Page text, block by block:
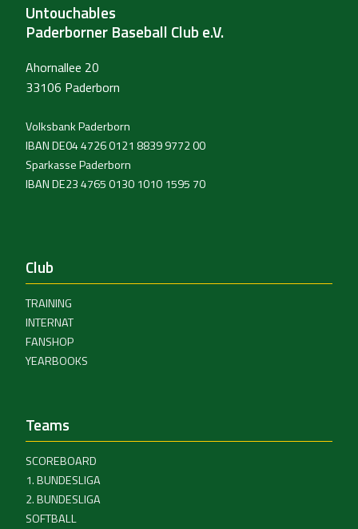
Untouchables
Paderborner Baseball Club e.V.
Ahornallee 20
33106 Paderborn
Volksbank Paderborn
IBAN DE04 4726 0121 8839 9772 00
Sparkasse Paderborn
IBAN DE23 4765 0130 1010 1595 70
Club
TRAINING
INTERNAT
FANSHOP
YEARBOOKS
Teams
SCOREBOARD
1. BUNDESLIGA
2. BUNDESLIGA
SOFTBALL